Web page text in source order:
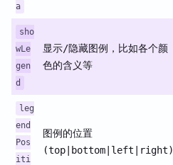
a
sho
wLe
gen
d
显示/隐藏图例，比如各个颜
色的含义等
leg
end
Pos
iti
图例的位置
(top|bottom|left|right)